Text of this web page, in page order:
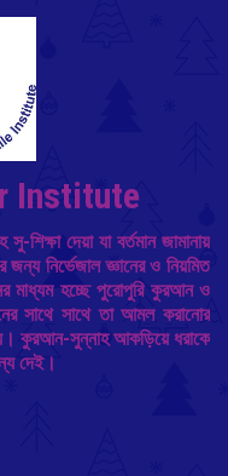
Institute
দেয়া যা বর্তমান জামানায়
নির্ভেজাল জ্ঞানের ও নিয়মিত
মাধ্যম হচ্ছে পুরোপুরি কুরআন ও
সাথে সাথে তা আমল করানোর
কুরআন-সুন্নাহ আকড়িয়ে ধরাকে
দেই।